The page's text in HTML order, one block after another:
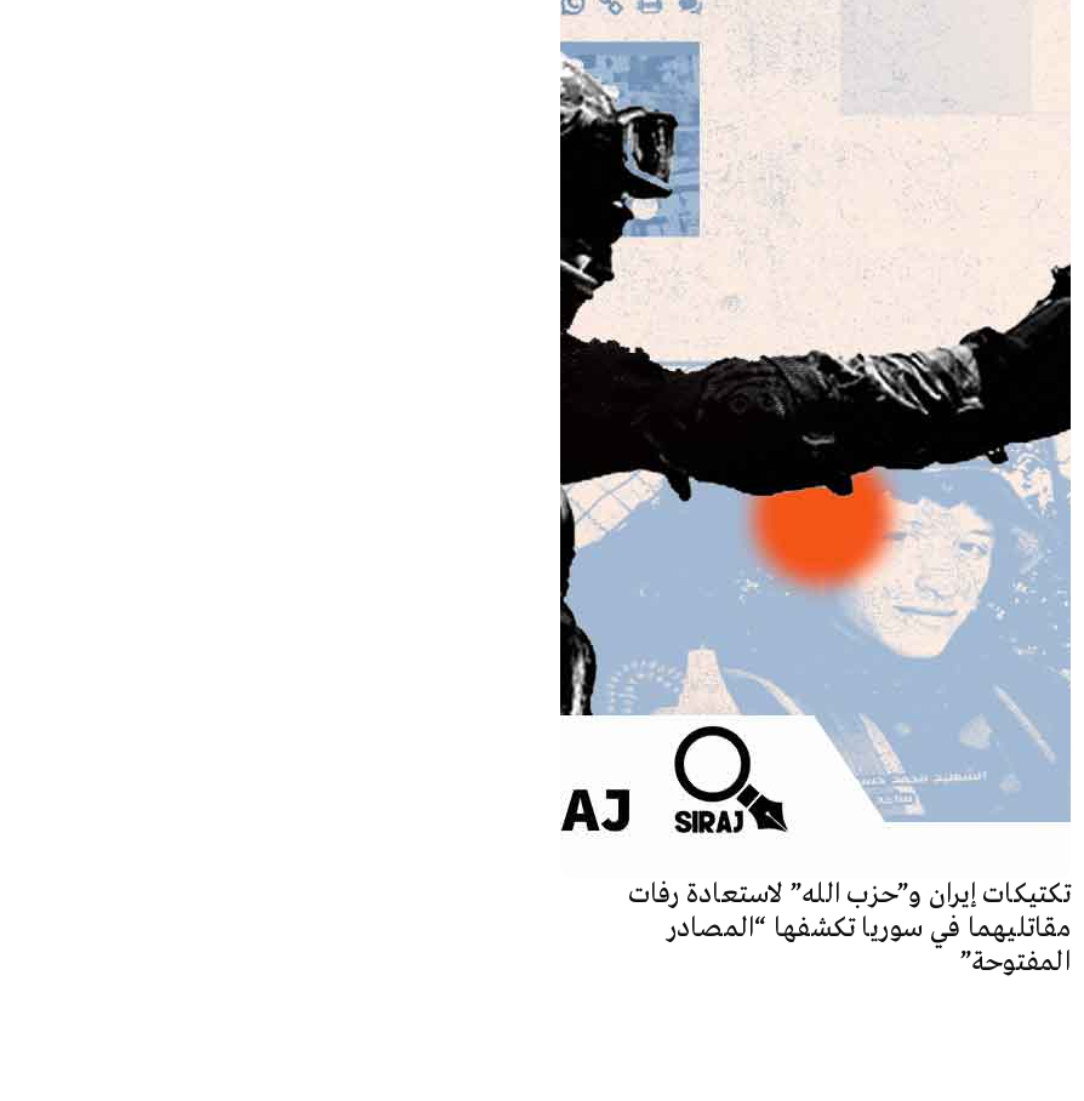
تكتيكات إيران و”حزب الله” لاستعادة رفات
مقاتليهما في سوريا تكشفها “المصادر
المفتوحة”